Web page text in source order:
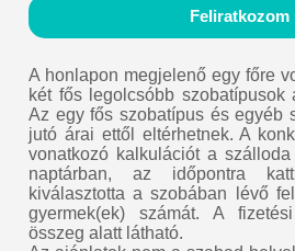
Feliratkozom
A honlapon megjelenő egy főre
két fős legolcsóbb szobatípusok
Az egy fős szobatípus és egyéb
jutó árai ettől eltérhetnek. A
vonatkozó kalkulációt a
naptárban, az időpontra
kiválasztotta a szobában lévő
gyermek(ek) számát. A
összeg alatt látható.